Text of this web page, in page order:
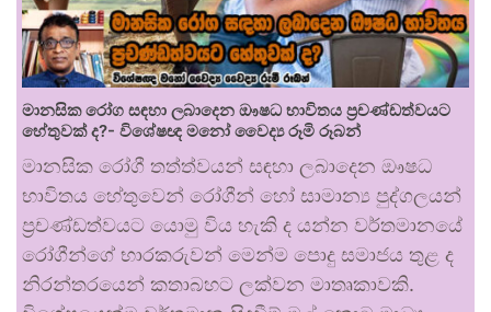
මානසික රෝග සඳහා ලබාදෙන ඖෂධ භාවිතය ප්‍රචණ්ඩත්වයට
හේතුවක් ද?- විශේෂඥ මනෝ වෛද්‍ය රූමි රූබන්
මානසික රෝගී තත්ත්වයන් සඳහා ලබාදෙන ඖෂධ
භාවිතය හේතුවෙන් රෝගීන් හෝ සාමාන්‍ය පුද්ගලයන්
ප්‍රචණ්ඩත්වයට යොමු විය හැකි ද යන්න වර්තමානයේ
රෝගීන්ගේ භාරකරුවන් මෙන්ම පොදු සමාජය තුළ ද
නිරන්තරයෙන් කතාබහට ලක්වන මාතෘකාවකි.